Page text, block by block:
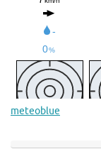
meteoblue